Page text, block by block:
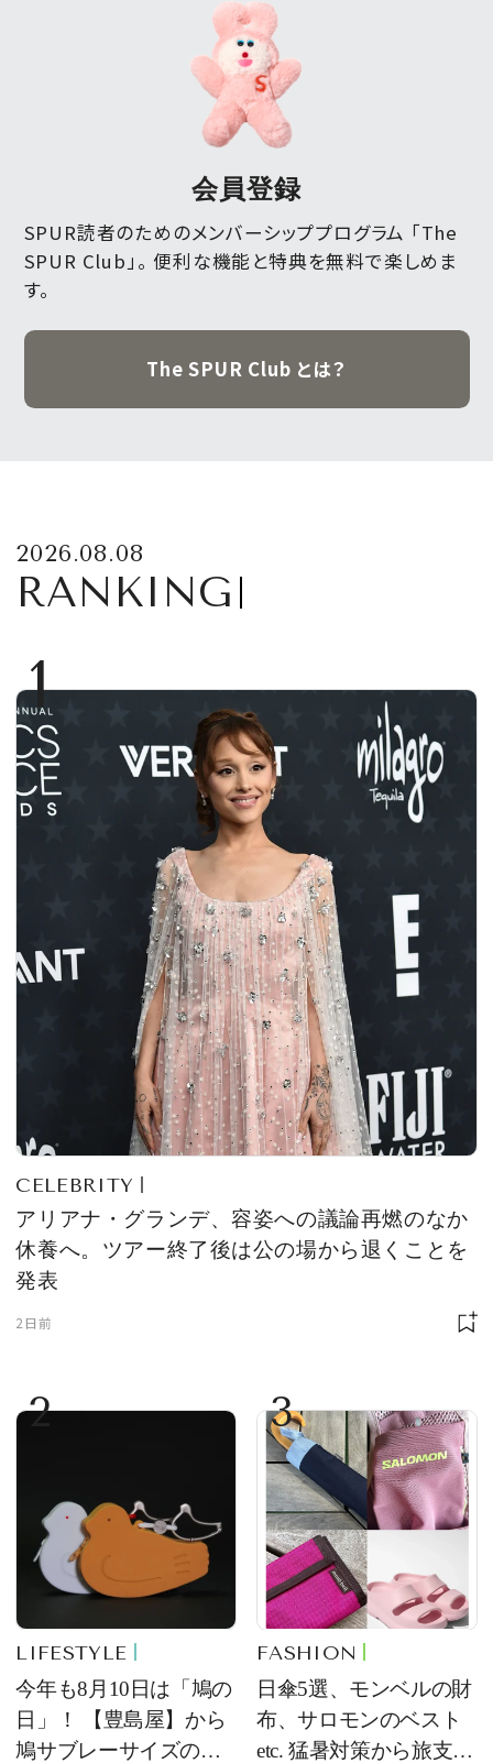
会員登録
SPUR読者のためのメンバーシッププログラム 「The
SPUR Club」。 便利な機能と特典を無料で楽しめま
す。
The SPUR Club とは？
2026.08.08
RANKING
1
CELEBRITY
アリアナ・グランデ、容姿への議論再燃のなか
休養へ。ツアー終了後は公の場から退くことを
発表
2日前
2
LIFESTYLE
今年も8月10日は「鳩の
日」！ 【豊島屋】から
鳩サブレーサイズのポ
3
FASHION
日傘5選、モンベルの財
布、サロモンのベスト
etc. 猛暑対策から旅支度